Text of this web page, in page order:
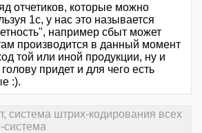
отчетиков, которые можно
1с, у нас это называется
например сбыт может
производится в данный момент
той или иной продукции, ну и
придет и для чего есть
:).
система штрих-кодирования всех
система